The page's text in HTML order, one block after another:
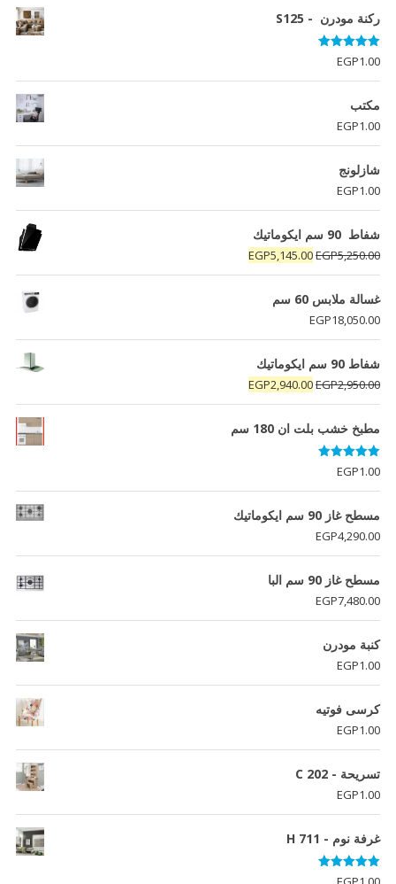
ركنة مودرن - S125
تم التقييم
5.00
من 5
EGP1.00
مكتب
EGP1.00
شازلونج
EGP1.00
شفاط 90 سم ايكوماتيك
EGP5,250.00
السعر
الأصلي
هو:
EGP5,250.00.
EGP5,145.00
السعر
الحالي
غسالة ملابس 60 سم
EGP18,050.00
شفاط 90 سم ايكوماتيك
EGP2,950.00
السعر
الأصلي
هو:
EGP2,940.00
السعر
الحالي
هو:
مطبخ خشب بلت ان 180 سم
تم التقييم
5.00
من 5
EGP1.00
مسطح غاز 90 سم ايكوماتيك
EGP4,290.00
مسطح غاز 90 سم البا
EGP7,480.00
كنبة مودرن
EGP1.00
كرسى فوتيه
EGP1.00
تسريحة - C 202
EGP1.00
غرفة نوم - H 711
تم التقييم